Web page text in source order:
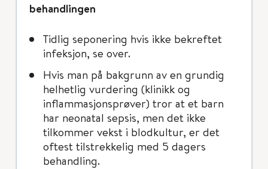
behandlingen
Tidlig seponering hvis ikke bekreftet
infeksjon, se over.
Hvis man på bakgrunn av en grundig
helhetlig vurdering (klinikk og
inflammasjonsprøver) tror at et barn
har neonatal sepsis, men det ikke
tilkommer vekst i blodkultur, er det
oftest tilstrekkelig med 5 dagers
behandling.